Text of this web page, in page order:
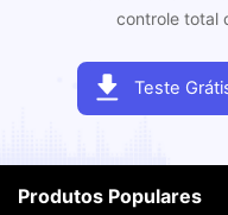
Teste
Produtos Populares